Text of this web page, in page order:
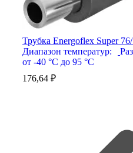
Трубка Energoflex Super
Диапазон температур:
от -40 °С до 95 °С
176,64 ₽